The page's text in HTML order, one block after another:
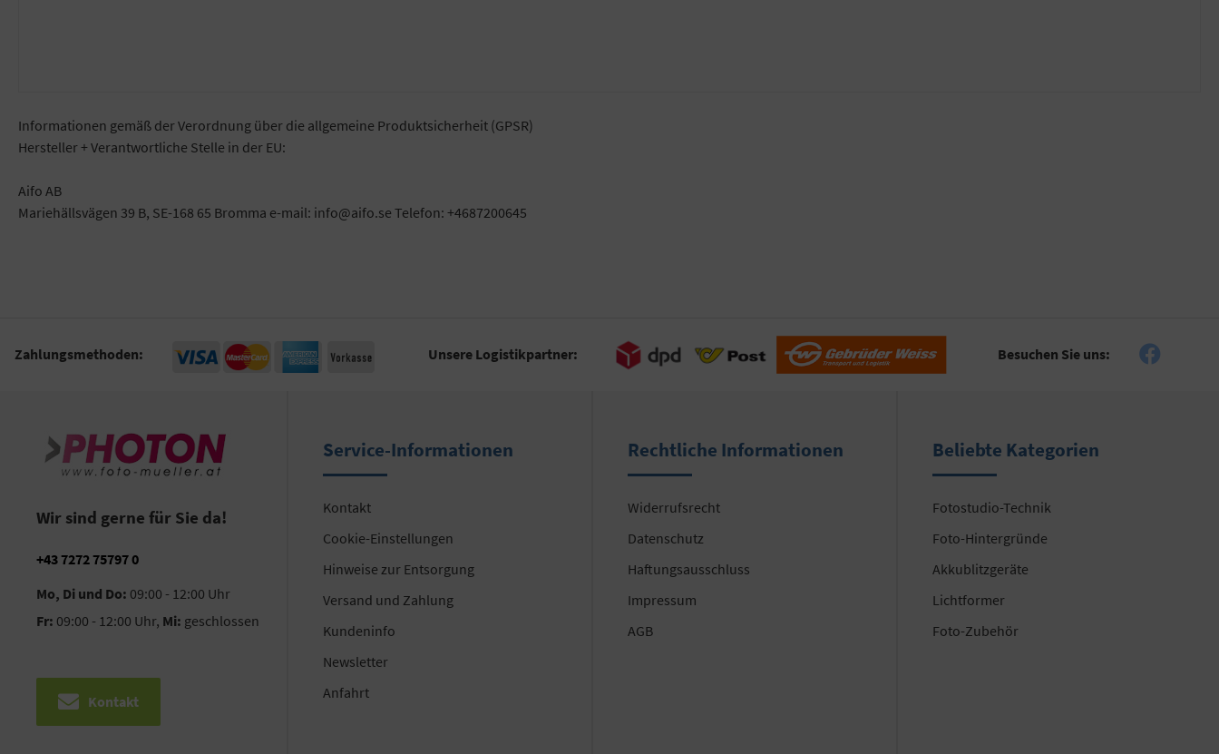
Informationen gemäß der Verordnung über die allgemeine Produktsicherheit (GPSR)
Hersteller + Verantwortliche Stelle in der EU:
Aifo AB
Mariehällsvägen 39 B, SE-168 65 Bromma e-mail: info@aifo.se Telefon: +4687200645
Zahlungsmethoden: Unsere Logistikpartner: Besuchen Sie uns:
Wir sind gerne für Sie da!
+43 7272 75797 0
Mo, Di und Do: 09:00 - 12:00 Uhr
Fr: 09:00 - 12:00 Uhr, Mi: geschlossen
Kontakt
Service-Informationen
Kontakt
Cookie-Einstellungen
Hinweise zur Entsorgung
Versand und Zahlung
Kundeninfo
Newsletter
Anfahrt
Rechtliche Informationen
Widerrufsrecht
Datenschutz
Haftungsausschluss
Impressum
AGB
Beliebte Kategorien
Fotostudio-Technik
Foto-Hintergründe
Akkublitzgeräte
Lichtformer
Foto-Zubehör